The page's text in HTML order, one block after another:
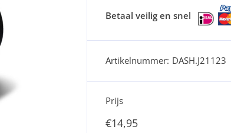
Betaal veilig en snel
Artikelnummer: DASH.J21123
Prijs
€14,95